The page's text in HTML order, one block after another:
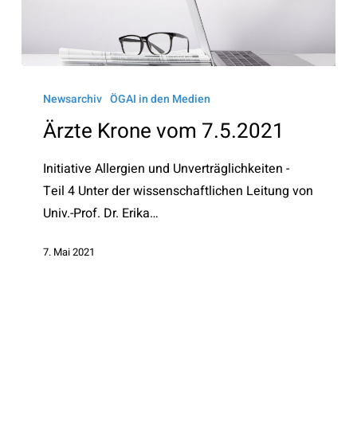
Krone
7.5.2021
Newsarchiv ÖGAI in den Medien
Ärzte Krone vom 7.5.2021
Initiative Allergien und Unverträglichkeiten -
Teil 4 Unter der wissenschaftlichen Leitung von
Univ.-Prof. Dr. Erika…
7. Mai 2021